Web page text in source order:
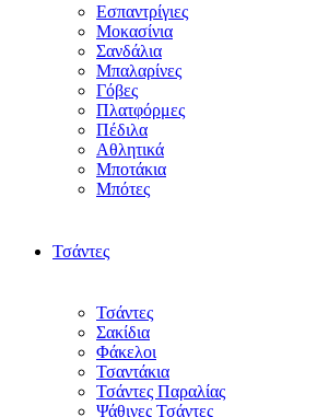
Εσπαντρίγιες
Μοκασίνια
Σανδάλια
Μπαλαρίνες
Γόβες
Πλατφόρμες
Πέδιλα
Αθλητικά
Μποτάκια
Μπότες
Τσάντες
Τσάντες
Σακίδια
Φάκελοι
Τσαντάκια
Τσάντες Παραλίας
Ψάθινες Τσάντες